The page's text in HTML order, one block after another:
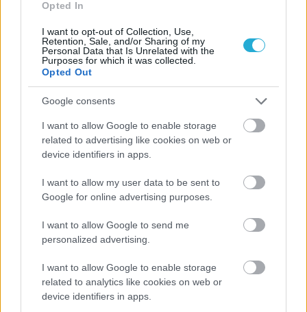
Opted In
I want to opt-out of Collection, Use,
Retention, Sale, and/or Sharing of my
Personal Data that Is Unrelated with the
Purposes for which it was collected.
Opted Out
Google consents
I want to allow Google to enable storage
related to advertising like cookies on web or
device identifiers in apps.
I want to allow my user data to be sent to
Google for online advertising purposes.
I want to allow Google to send me
personalized advertising.
I want to allow Google to enable storage
related to analytics like cookies on web or
device identifiers in apps.
ΡΟΗ ΕΙΔΗΣΕΩΝ
Ισόπαλο το πρωτο φιλικό τεστ της Εθνικής στο
Ουρμπίνο
05/08/2026
Πανεπιστημίου Πατρών